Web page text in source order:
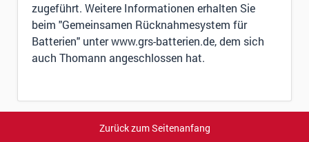
zugeführt. Weitere Informationen erhalten Sie
beim "Gemeinsamen Rücknahmesystem für
Batterien" unter www.grs-batterien.de, dem sich
auch Thomann angeschlossen hat.
Zurück zum Seitenanfang